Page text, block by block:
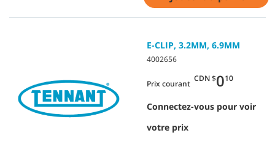
E-CLIP, 3.2MM, 6.9MM
4002656
Prix courant
CDN $010
Connectez-vous pour voir
votre prix